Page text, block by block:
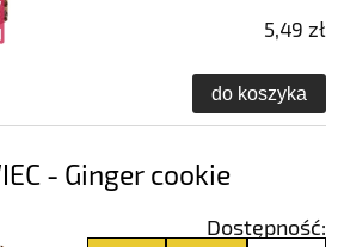
5,49 zł
do koszyka
- Ginger cookie
Dostępność: